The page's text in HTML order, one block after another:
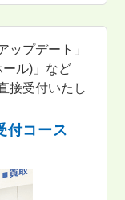
ップデート」
ール)」など
接受付いたし
付コース